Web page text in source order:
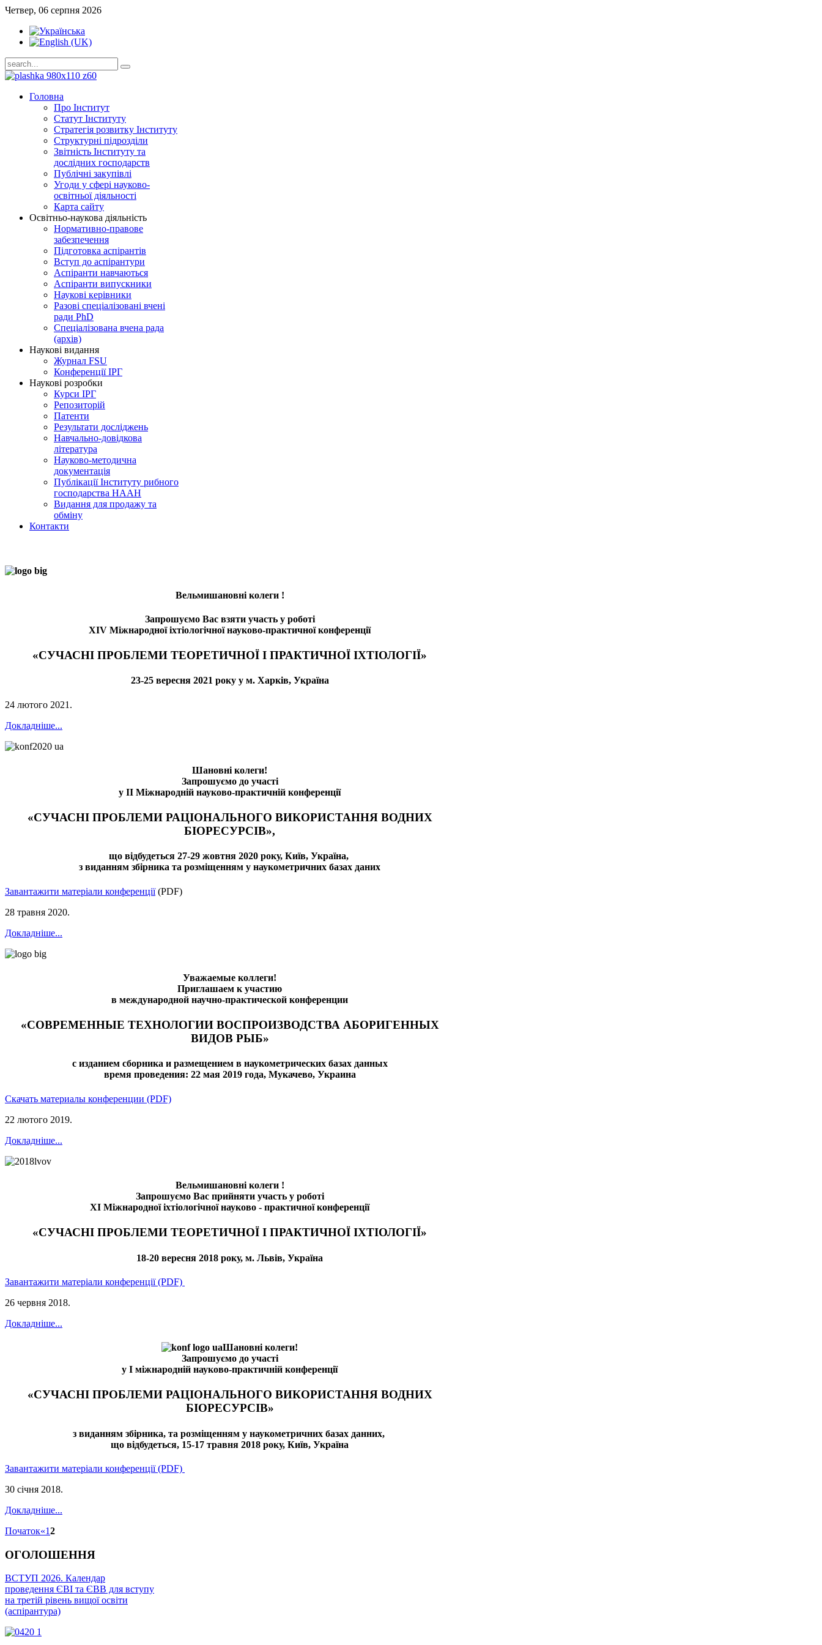
Четвер, 06 серпня 2026
Головна
Про Інститут
Статут Інституту
Стратегія розвитку Інституту
Структурні підрозділи
Звітність Інституту та
дослідних господарств
Публічні закупівлі
Угоди у сфері науково-
освітньої діяльності
Карта сайту
Освітньо-наукова діяльність
Нормативно-правове
забезпечення
Підготовка аспірантів
Вступ до аспірантури
Аспіранти навчаються
Аспіранти випускники
Наукові керівники
Разові спеціалізовані вчені
ради PhD
Спеціалізована вчена рада
(архів)
Наукові видання
Журнал FSU
Конференції ІРГ
Наукові розробки
Курси ІРГ
Репозиторій
Патенти
Результати досліджень
Навчально-довідкова
література
Науково-методична
документація
Публікації Інституту рибного
господарства НААН
Видання для продажу та
обміну
Контакти
Вельмишановні колеги !
Запрошуємо Вас взяти участь у роботі
XІV Міжнародної іхтіологічної науково-практичної конференції
«СУЧАСНІ ПРОБЛЕМИ ТЕОРЕТИЧНОЇ І ПРАКТИЧНОЇ ІХТІОЛОГІЇ»
23-25 вересня 2021 року у м. Харків, Україна
24 лютого 2021 .
Докладніше...
Шановні колеги!
Запрошуємо до участі
у II Міжнародній науково-практичній конференції
«СУЧАСНІ ПРОБЛЕМИ РАЦІОНАЛЬНОГО ВИКОРИСТАННЯ ВОДНИХ
БІОРЕСУРСІВ»,
що відбудеться 27-29 жовтня 2020 року, Київ, Україна,
з виданням збірника та розміщенням у наукометричних базах даних
Завантажити матеріали конференції(PDF)
28 травня 2020.
Докладніше...
Уважаемые коллеги!
Приглашаем к участию
в международной научно-практической конференции
«СОВРЕМЕННЫЕ ТЕХНОЛОГИИ ВОСПРОИЗВОДСТВА АБОРИГЕННЫХ
ВИДОВ РЫБ»
с изданием сборника и размещением в наукометрических базах данных
время проведения: 22 мая 2019 года, Мукачево, Украина
Скачать материалы конференции (PDF)
22 лютого 2019.
Докладніше...
Вельмишановні колеги !
Запрошуємо Вас прийняти участь у роботі
XI Міжнародної іхтіологічної науково - практичної конференції
«СУЧАСНІ ПРОБЛЕМИ ТЕОРЕТИЧНОЇ І ПРАКТИЧНОЇ ІХТІОЛОГІЇ»
18-20 вересня 2018 року, м. Львів, Україна
Завантажити матеріали конференції (PDF)
26 червня 2018.
Докладніше...
Шановні колеги!
Запрошуємо до участі
у I міжнародній науково-практичній конференції
«СУЧАСНІ ПРОБЛЕМИ РАЦІОНАЛЬНОГО ВИКОРИСТАННЯ ВОДНИХ
БІОРЕСУРСІВ»
з виданням збірника, та розміщенням у наукометричних базах данних,
що відбудеться, 15-17 травня 2018 року, Київ, Україна
Завантажити матеріали конференції (PDF)
30 січня 2018.
Докладніше...
Початок«12
ОГОЛОШЕННЯ
ВСТУП 2026. Календар
проведення ЄВІ та ЄВВ для вступу
на третій рівень вищої освіти
(аспірантура)